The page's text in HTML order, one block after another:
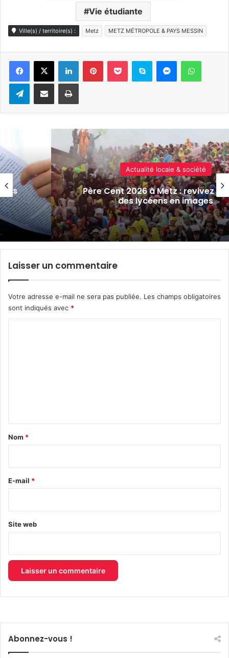
Vie étudiante
Ville(s) / territoire(s) : Metz METZ MÉTROPOLE & PAYS MESSIN
LinkedinPinterestPocket Skype Messenger
TelegramPartager par e-mail Imprimer
défilé
Economie & emploi
Metz : la Maison Heler
distinguée
Laisser un commentaire
Votre adresse e-mail ne sera pas publiée. Les champs obligatoires
sont indiqués avec *
a
e
Nom *
E-mail *
Site web
Abonnez-vous !